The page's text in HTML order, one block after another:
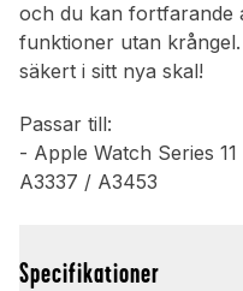
och du kan fortfarande
funktioner utan
säkert i sitt nya skal!
Passar till:
- Apple Watch Series
A3337 / A3453
Specifikationer